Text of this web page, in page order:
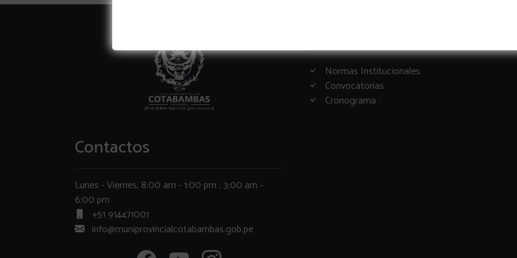
Contactos
Lunes - Viernes, 8:00 am - 1:00 pm ; 3:00 am -
6:00 pm
+51 914471001
info@muniprovincialcotabambas.gob.pe
Normas Institucionales
Convocatorias
Cronograma